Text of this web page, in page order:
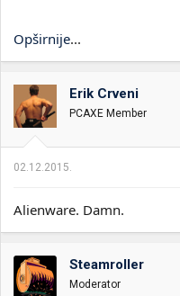
Opširnije...
Erik Crveni
PCAXE Member
02.12.2015.
Alienware. Damn.
Steamroller
Moderator